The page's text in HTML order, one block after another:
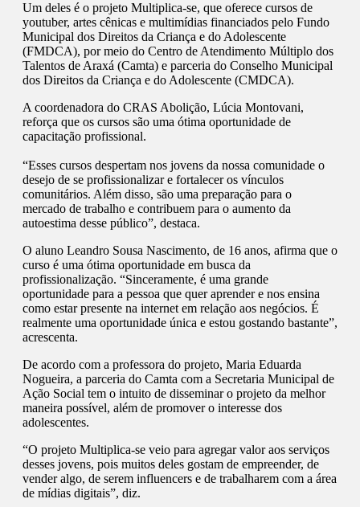
Um deles é o projeto Multiplica-se, que oferece cursos de
youtuber, artes cênicas e multimídias financiados pelo Fundo
Municipal dos Direitos da Criança e do Adolescente
(FMDCA), por meio do Centro de Atendimento Múltiplo dos
Talentos de Araxá (Camta) e parceria do Conselho Municipal
dos Direitos da Criança e do Adolescente (CMDCA).
A coordenadora do CRAS Abolição, Lúcia Montovani,
reforça que os cursos são uma ótima oportunidade de
capacitação profissional.
“Esses cursos despertam nos jovens da nossa comunidade o
desejo de se profissionalizar e fortalecer os vínculos
comunitários. Além disso, são uma preparação para o
mercado de trabalho e contribuem para o aumento da
autoestima desse público”, destaca.
O aluno Leandro Sousa Nascimento, de 16 anos, afirma que o
curso é uma ótima oportunidade em busca da
profissionalização. “Sinceramente, é uma grande
oportunidade para a pessoa que quer aprender e nos ensina
como estar presente na internet em relação aos negócios. É
realmente uma oportunidade única e estou gostando bastante”,
acrescenta.
De acordo com a professora do projeto, Maria Eduarda
Nogueira, a parceria do Camta com a Secretaria Municipal de
Ação Social tem o intuito de disseminar o projeto da melhor
maneira possível, além de promover o interesse dos
adolescentes.
“O projeto Multiplica-se veio para agregar valor aos serviços
desses jovens, pois muitos deles gostam de empreender, de
vender algo, de serem influencers e de trabalharem com a área
de mídias digitais”, diz.